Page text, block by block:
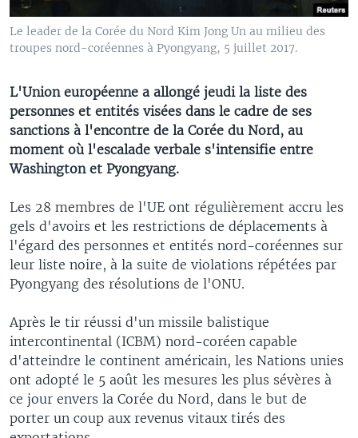
Le leader de la Corée du Nord Kim Jong Un au milieu des
troupes nord-coréennes à Pyongyang, 5 juillet 2017.
L'Union européenne a allongé jeudi la liste des
personnes et entités visées dans le cadre de ses
sanctions à l'encontre de la Corée du Nord, au
moment où l'escalade verbale s'intensifie entre
Washington et Pyongyang.
Les 28 membres de l'UE ont régulièrement accru les
gels d'avoirs et les restrictions de déplacements à
l'égard des personnes et entités nord-coréennes sur
leur liste noire, à la suite de violations répétées par
Pyongyang des résolutions de l'ONU.
Après le tir réussi d'un missile balistique
intercontinental (ICBM) nord-coréen capable
d'atteindre le continent américain, les Nations unies
ont adopté le 5 août les mesures les plus sévères à
ce jour envers la Corée du Nord, dans le but de
porter un coup aux revenus vitaux tirés des